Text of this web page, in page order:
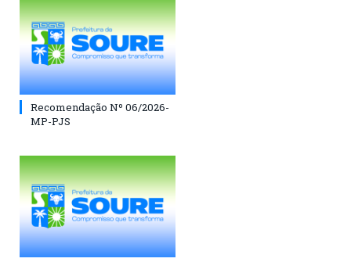
Recomendação Nº 06/2026-
MP-PJS